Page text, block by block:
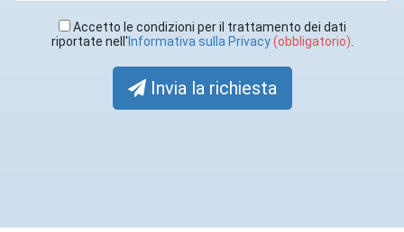
Accetto le condizioni per il trattamento dei dati
riportate nell' Informativa sulla Privacy (obbligatorio).
Invia la richiesta